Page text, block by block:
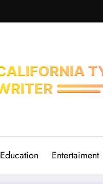
Education Entertaiment